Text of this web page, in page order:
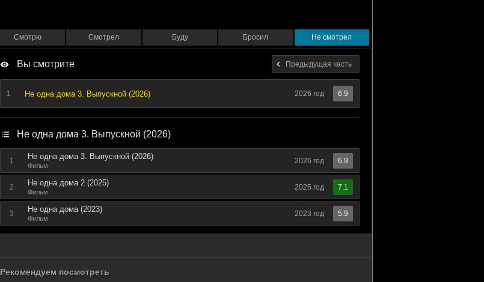
Смотрю Смотрел Буду Бросил Не смотрел
Вы смотрите Предыдущая часть
1 Не одна дома 3. Выпускной (2026) 2026 год 6.9
Не одна дома 3. Выпускной (2026)
1 Не одна дома 3. Выпускной (2026)
Фильм
2026 год 6.9
2 Не одна дома 2 (2025)
Фильм
2025 год 7.1
3 Не одна дома (2023)
Фильм
2023 год 5.9
Рекомендуем посмотреть